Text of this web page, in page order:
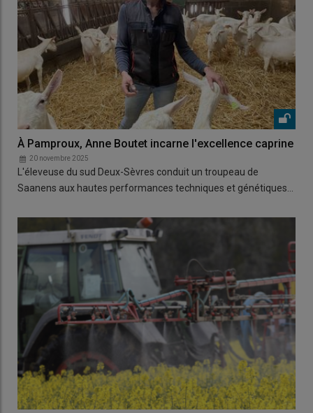
À Pamproux, Anne Boutet incarne l'excellence caprine
20 novembre 2025
L'éleveuse du sud Deux-Sèvres conduit un troupeau de
Saanens aux hautes performances techniques et génétiques…